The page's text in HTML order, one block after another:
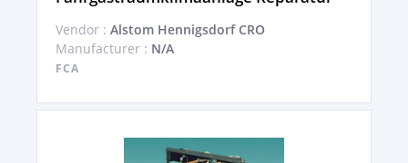
Vendor : Alstom Hennigsdorf CRO
Manufacturer : N/A
FCA